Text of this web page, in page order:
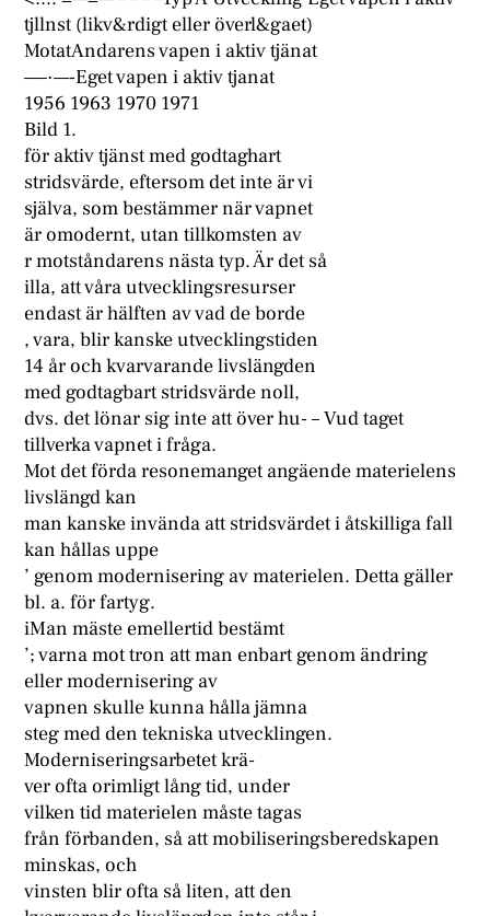
tjllnst (likv&rdigt eller överl&gaet)
MotatAndarens vapen i aktiv tjänat
—–·—-Eget vapen i aktiv tjanat
1956 1963 1970 1971
Bild 1.
för aktiv tjänst med godtaghart
stridsvärde, eftersom det inte är vi
själva, som bestämmer när vapnet
är omodernt, utan tillkomsten av
r motståndarens nästa typ. Är det så
illa, att våra utvecklingsresurser
endast är hälften av vad de borde
, vara, blir kanske utvecklingstiden
14 år och kvarvarande livslängden
med godtagbart stridsvärde noll,
dvs. det lönar sig inte att över hu- – Vud taget
tillverka vapnet i fråga.
Mot det förda resonemanget angäende materielens
livslängd kan
man kanske invända att stridsvärdet i åtskilliga fall
kan hållas uppe
’ genom modernisering av materielen. Detta gäller
bl. a. för fartyg.
iMan mäste emellertid bestämt
’; varna mot tron att man enbart genom ändring
eller modernisering av
vapnen skulle kunna hålla jämna
steg med den tekniska utvecklingen.
Moderniseringsarbetet krä-
ver ofta orimligt lång tid, under
vilken tid materielen måste tagas
från förbanden, så att mobiliseringsberedskapen
minskas, och
vinsten blir ofta så liten, att den